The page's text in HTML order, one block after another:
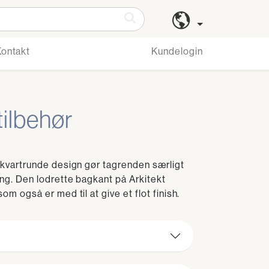
Kundelogin
design gør tagrenden særligt
Den lodrette bagkant på Arkitekt
også er med til at give et flot finish.